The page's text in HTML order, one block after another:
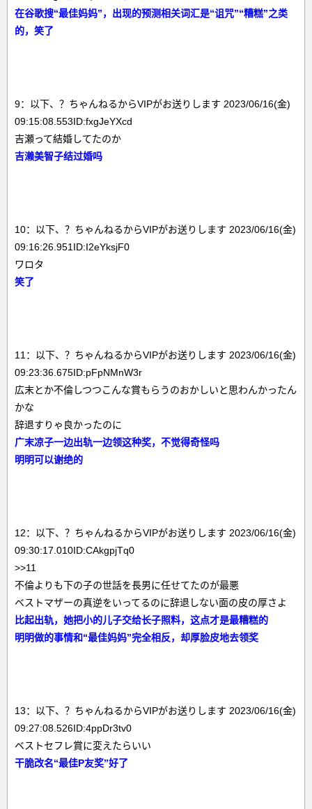
在谷歌搜“最佳妈妈”，出现的预测相关词汇是“诅咒”“糟糕”之类
的，笑了
9：以下、？ちゃんねるからVIPがお送りします 2023/06/16(金)
09:15:08.553ID:fxgJeYXcd
吉瀬って結婚してたのか
吉濑美智子结过婚吗
10：以下、？ちゃんねるからVIPがお送りします 2023/06/16(金)
09:16:26.951ID:I2eYksjF0
ワロタ
笑了
11：以下、？ちゃんねるからVIPがお送りします 2023/06/16(金)
09:23:36.675ID:pFpNMnW3r
広末とか不倫しつつこんな賞もらうのおかしいと思わんかったん
かな
辞退すりゃ良かったのに
广末凉子一边出轨一边领这种奖，不觉得奇怪吗
明明可以谢绝的
12：以下、？ちゃんねるからVIPがお送りします 2023/06/16(金)
09:30:17.010ID:CAkgpjTq0
>>11
不倫よりも下の子の世話を長男に任せてたのが最悪
ベストマザーの真逆をいってるのに辞退しない面の皮の厚さよ
比起出轨，她把小的儿子交给长子照料，这点才是最糟糕的
明明做的事情和“最佳妈妈”完全相反，却厚脸皮地去领奖
13：以下、？ちゃんねるからVIPがお送りします 2023/06/16(金)
09:27:08.526ID:4ppDr3tv0
ベストセフレ賞に変えたらいい
干脆改名“最佳P友奖”好了